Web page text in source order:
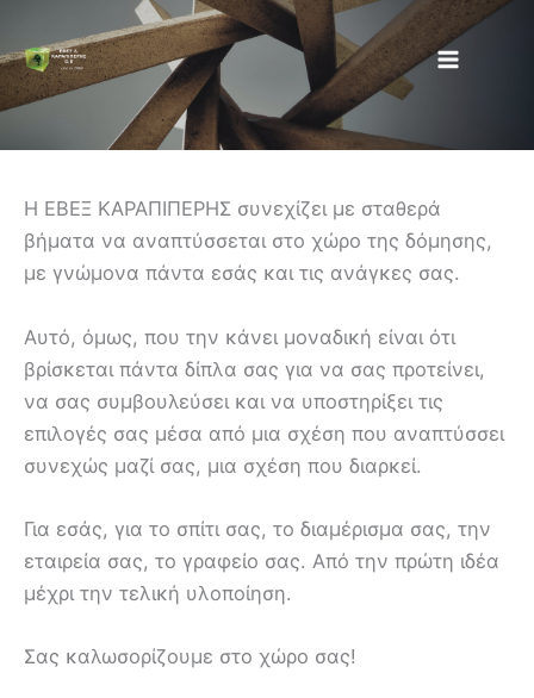
στο
περιεχόμενο
H ΕΒΕΞ ΚΑΡΑΠΙΠΕΡΗΣ συνεχίζει με σταθερά
βήματα να αναπτύσσεται στο χώρο της δόμησης,
με γνώμονα πάντα εσάς και τις ανάγκες σας.
Αυτό, όμως, που την κάνει μοναδική είναι ότι
βρίσκεται πάντα δίπλα σας για να σας προτείνει,
να σας συμβουλεύσει και να υποστηρίξει τις
επιλογές σας μέσα από μια σχέση που αναπτύσσει
συνεχώς μαζί σας, μια σχέση που διαρκεί.
Για εσάς, για το σπίτι σας, το διαμέρισμα σας, την
εταιρεία σας, το γραφείο σας. Από την πρώτη ιδέα
μέχρι την τελική υλοποίηση.
Σας καλωσορίζουμε στο χώρο σας!